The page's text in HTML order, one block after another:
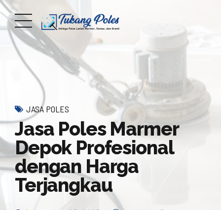
JASA POLES
Jasa Poles Marmer
Depok Profesional
dengan Harga
Terjangkau